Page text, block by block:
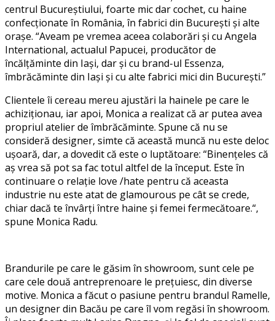
centrul Bucureștiului, foarte mic dar cochet, cu haine
confecționate în România, în fabrici din București și alte
orașe. “Aveam pe vremea aceea colaborări și cu Angela
International, actualul Papucei, producător de
încălțăminte din Iași, dar și cu brand-ul Essenza,
îmbrăcăminte din Iași și cu alte fabrici mici din București.”
Clientele îi cereau mereu ajustări la hainele pe care le
achiziționau, iar apoi, Monica a realizat că ar putea avea
propriul atelier de îmbrăcăminte. Spune că nu se
consideră designer, simte că această muncă nu este deloc
ușoară, dar, a dovedit că este o luptătoare: “Binențeles că
aș vrea să pot sa fac totul altfel de la început. Este în
continuare o relație love /hate pentru că aceasta
industrie nu este atat de glamourous pe cât se crede,
chiar dacă te învârți între haine și femei fermecătoare.“,
spune Monica Radu.
Brandurile pe care le găsim în showroom, sunt cele pe
care cele două antreprenoare le prețuiesc, din diverse
motive. Monica a făcut o pasiune pentru brandul Ramelle,
un designer din Bacău pe care îl vom regăsi în showroom.